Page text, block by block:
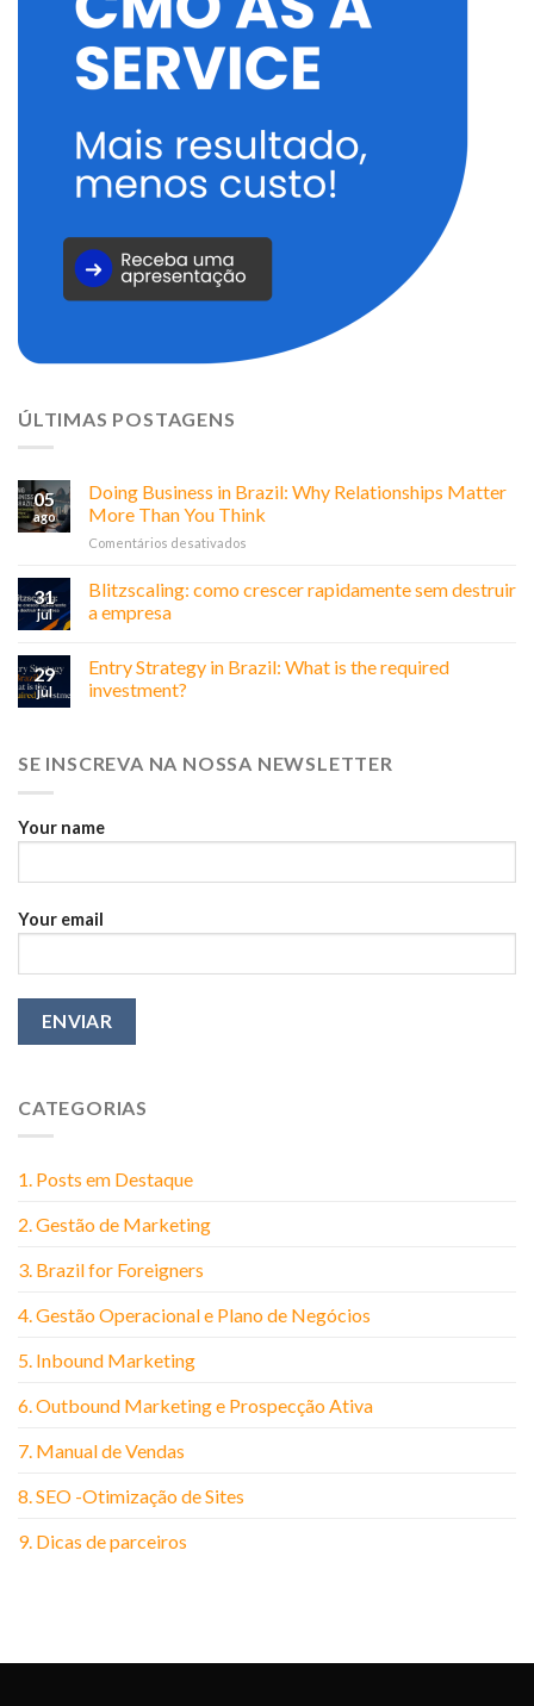
ÚLTIMAS POSTAGENS
05
ago
Doing Business in Brazil: Why Relationships Matter
More Than You Think
Comentários desativados
Relationships
Think
31
jul
Blitzscaling: como crescer rapidamente sem destruir
a empresa
29
jul
Entry Strategy in Brazil: What is the required
investment?
SE INSCREVA NA NOSSA NEWSLETTER
Your name
Your email
CATEGORIAS
1. Posts em Destaque
2. Gestão de Marketing
3. Brazil for Foreigners
4. Gestão Operacional e Plano de Negócios
5. Inbound Marketing
6. Outbound Marketing e Prospecção Ativa
7. Manual de Vendas
8. SEO -Otimização de Sites
9. Dicas de parceiros